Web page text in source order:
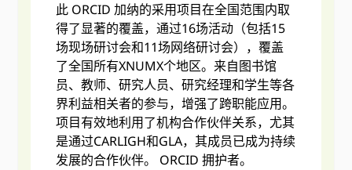
此 ORCID 加纳的采用项目在全国范围内取
得了显著的覆盖，通过16场活动（包括15
场现场研讨会和11场网络研讨会），覆盖
了全国所有XNUMX个地区。来自图书馆
员、教师、研究人员、研究经理和学生等各
界利益相关者的参与，增强了跨职能应用。
项目有效地利用了机构合作伙伴关系，尤其
是通过CARLIGH和GLA，其成员已成为持续
发展的合作伙伴。 ORCID 拥护者。